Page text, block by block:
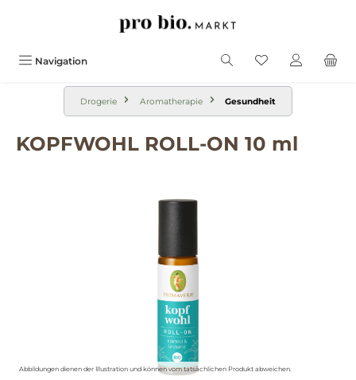
Navigation
Drogerie Aromatherapie Gesundheit
KOPFWOHL ROLL-ON 10 ml
Abbildungen dienen der Illustration und können vom tatsächlichen Produkt abweichen.